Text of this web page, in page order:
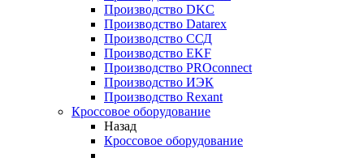
Производство DKC
Производство Datarex
Производство ССД
Производство EKF
Производство PROconnect
Производство ИЭК
Производство Rexant
Кроссовое оборудование
Назад
Кроссовое оборудование